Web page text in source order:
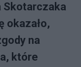
Skotarczaka
okazało,
na
które